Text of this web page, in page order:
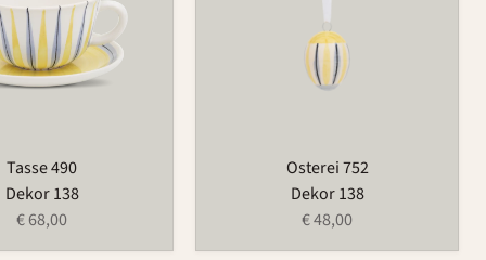
Tasse 490
Dekor 138
€ 68,00
Osterei 752
Dekor 138
€ 48,00